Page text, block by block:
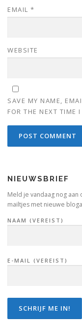
EMAIL *
WEBSITE
SAVE MY NAME,
FOR THE NEXT TIME
NIEUWSBRIEF
Meld je vandaag nog
mailtjes met nieuwe
NAAM (VEREIST)
E-MAIL (VEREIST)